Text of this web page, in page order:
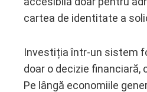
cartea de identitate a
Investiția într-un sistem
doar o decizie financiară,
Pe lângă economiile